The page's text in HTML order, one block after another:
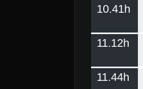
10.41h
11.12h
11.44h